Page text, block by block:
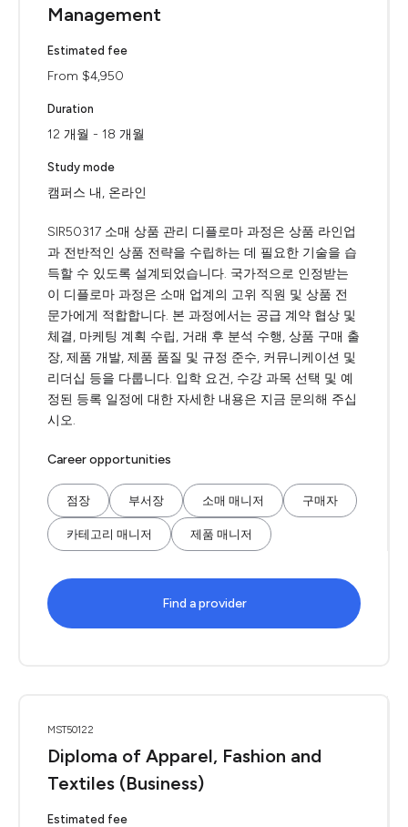
Management
Estimated fee
From $4,950
Duration
12 개월 - 18 개월
Study mode
캠퍼스 내, 온라인
SIR50317 소매 상품 관리 디플로마 과정은 상품 라인업
과 전반적인 상품 전략을 수립하는 데 필요한 기술을 습
득할 수 있도록 설계되었습니다. 국가적으로 인정받는
이 디플로마 과정은 소매 업계의 고위 직원 및 상품 전
문가에게 적합합니다. 본 과정에서는 공급 계약 협상 및
체결, 마케팅 계획 수립, 거래 후 분석 수행, 상품 구매 출
장, 제품 개발, 제품 품질 및 규정 준수, 커뮤니케이션 및
리더십 등을 다룹니다. 입학 요건, 수강 과목 선택 및 예
정된 등록 일정에 대한 자세한 내용은 지금 문의해 주십
시오.
Career opportunities
점장 부서장 소매 매니저 구매자
카테고리 매니저 제품 매니저
Find a provider
MST50122
Diploma of Apparel, Fashion and
Textiles (Business)
Estimated fee